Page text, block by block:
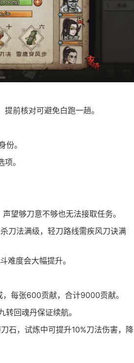
前核对可避免白跑一趟。
份。
。
够刀意不够也无法接取任务。
法满级，轻刀路线需疾风刀诀满
度会大幅提升。
每张600贡献，合计9000贡献。
回魂丹保证续航。
，试炼中可提升10%刀法伤害，降